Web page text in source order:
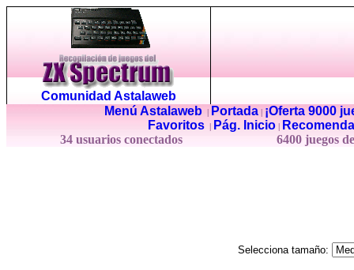
Comunidad Astalaweb
Menú Astalaweb| Portada|
¡Oferta 9000
Favoritos
Pág. Inicio
34 usuarios conectados
6400 juegos
Selecciona tamaño: